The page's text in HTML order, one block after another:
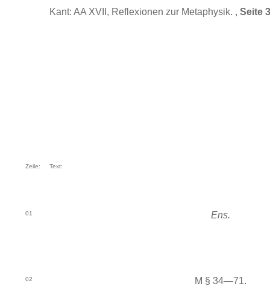
Kant: AA XVII, Reflexionen zur Metaphysik. , Seite
Zeile: Text:
01 Ens.
02 M § 34—71.